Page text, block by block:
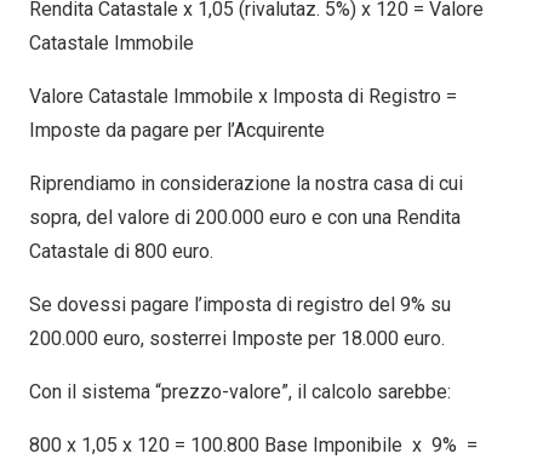
Rendita Catastale x 1,05 (rivalutaz. 5%) x 120 = Valore
Catastale Immobile
Valore Catastale Immobile x Imposta di Registro =
Imposte da pagare per l’Acquirente
Riprendiamo in considerazione la nostra casa di cui
sopra, del valore di 200.000 euro e con una Rendita
Catastale di 800 euro.
Se dovessi pagare l’imposta di registro del 9% su
200.000 euro, sosterrei Imposte per 18.000 euro.
Con il sistema “prezzo-valore”, il calcolo sarebbe:
800 x 1,05 x 120 = 100.800 Base Imponibile x 9% =